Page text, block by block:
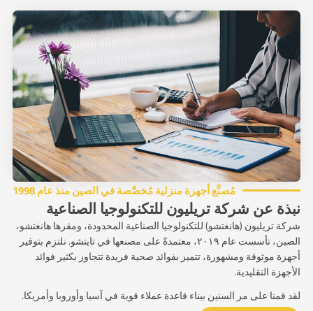
مُصنِّع أجهزة منزلية مُخصَّصة في الصين منذ عام 1998
نبذة عن شركة تريليون للتكنولوجيا الصناعية
شركة تريليون (هانغتشو) للتكنولوجيا الصناعية المحدودة، ومقرها هانغتشو،
الصين، تأسست عام ٢٠١٩، معتمدةً على مصنعها في تايتشو. نلتزم بتوفير
أجهزة موثوقة ومشهورة، تتميز بفوائد صحية فريدة تتجاوز بكثير فوائد
الأجهزة التقليدية.
لقد قمنا على مر السنين ببناء قاعدة عملاء قوية في آسيا وأوروبا وأمريكا.